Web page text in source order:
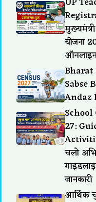
योजना
Bharat
Sabse
Andaz
27:
चलो
जानकारी
आर्थिक